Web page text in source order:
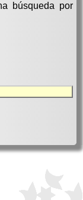
búsqueda por